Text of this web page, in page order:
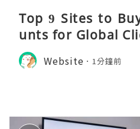
Top 9 Sites to
unts for Global
Website 1分鐘前